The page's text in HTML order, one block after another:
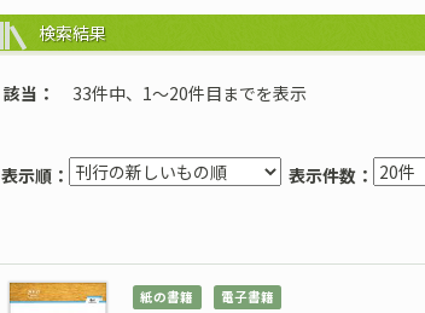
検索結果
該当 33件中、1〜20件目までを表示
表示順： 表示件数：
紙の書籍 電子書籍